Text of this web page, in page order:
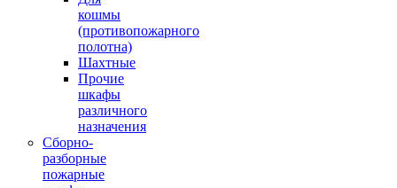
кошмы
(противопожарного
полотна)
Шахтные
Прочие
шкафы
различного
назначения
Сборно-
разборные
пожарные